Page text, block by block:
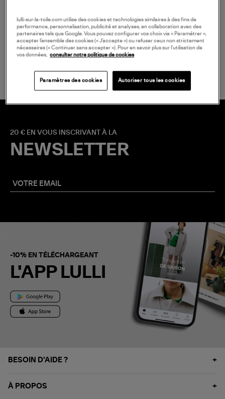
LIVRAISON GRATUITE
20 € EN VOUS INSCRIVANT À LA
NEWSLETTER
-10% EN TÉLÉCHARGEANT
L'APP LULLI
BESOIN D'AIDE ?
À PROPOS
lulli-sur-la-toile.com utilise des cookies et technologies similaires à des fins de
performance, personnalisation, publicité et analyses, en collaboration avec des
partenaires tels que Google. Vous pouvez configurer vos choix via « Paramétrer »,
accepter l’ensemble des cookies (« J’accepte ») ou refuser ceux non strictement
nécessaires (« Continuer sans accepter »). Pour en savoir plus sur l’utilisation de
vos données,
consulter notre politique de cookies
Paramètres des cookies Autoriser tous les cookies